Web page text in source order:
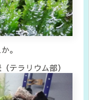
。
テラリウム部）